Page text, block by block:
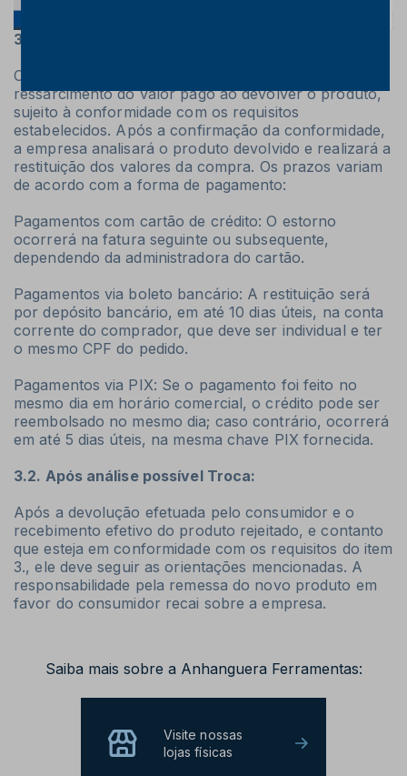
3.1. Do Ressarcimento:
O consumidor tem a opção de solicitar o
ressarcimento do valor pago ao devolver o produto,
sujeito à conformidade com os requisitos
estabelecidos. Após a confirmação da conformidade,
a empresa analisará o produto devolvido e realizará a
restituição dos valores da compra. Os prazos variam
de acordo com a forma de pagamento:
Pagamentos com cartão de crédito: O estorno
ocorrerá na fatura seguinte ou subsequente,
dependendo da administradora do cartão.
Pagamentos via boleto bancário: A restituição será
por depósito bancário, em até 10 dias úteis, na conta
corrente do comprador, que deve ser individual e ter
o mesmo CPF do pedido.
Pagamentos via PIX: Se o pagamento foi feito no
mesmo dia em horário comercial, o crédito pode ser
reembolsado no mesmo dia; caso contrário, ocorrerá
em até 5 dias úteis, na mesma chave PIX fornecida.
3.2. Após análise possível Troca:
Após a devolução efetuada pelo consumidor e o
recebimento efetivo do produto rejeitado, e contanto
que esteja em conformidade com os requisitos do item
3., ele deve seguir as orientações mencionadas. A
responsabilidade pela remessa do novo produto em
favor do consumidor recai sobre a empresa.
Saiba mais sobre a Anhanguera Ferramentas:
Visite nossas
lojas físicas